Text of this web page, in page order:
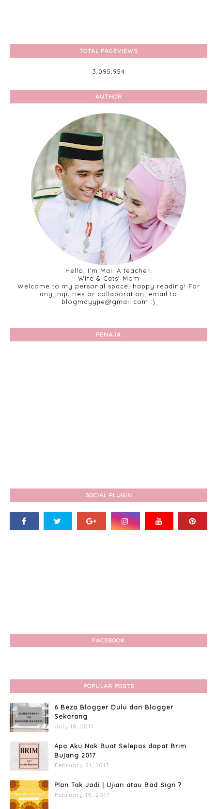
TOTAL PAGEVIEWS
3,095,954
AUTHOR
Hello, I'm Mai. A teacher.
Wife & Cats' Mom
Welcome to my personal space, happy reading! For
any inquiries or collaboration, email to
blogmayyjie@gmail.com :)
PENAJA
SOCIAL PLUGIN
FACEBOOK
POPULAR POSTS
6 Beza Blogger Dulu dan Blogger
Sekarang
July 18, 2017
Apa Aku Nak Buat Selepas dapat Brim
Bujang 2017
February 21, 2017
Plan Tak Jadi | Ujian atau Bad Sign ?
February 19, 2017